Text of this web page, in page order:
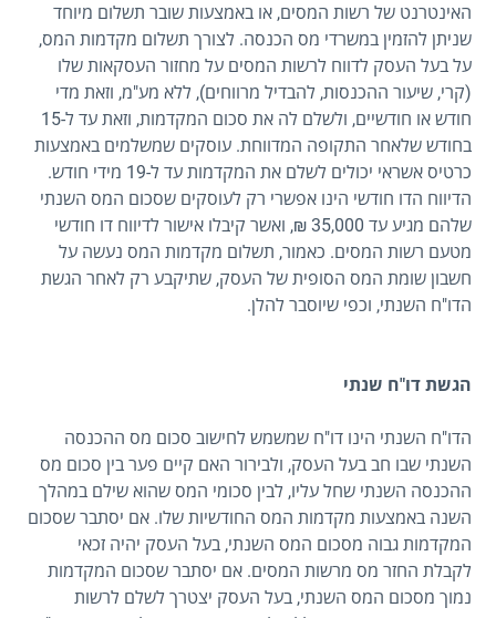
האינטרנט של רשות המסים, או באמצעות שובר תשלום מיוחד
שניתן להזמין במשרדי מס הכנסה. לצורך תשלום מקדמות המס,
על בעל העסק לדווח לרשות המסים על מחזור העסקאות שלו
(קרי, שיעור ההכנסות, להבדיל מרווחים), ללא מע"מ, וזאת מדי
חודש או חודשיים, ולשלם לה את סכום המקדמות, וזאת עד ל-15
בחודש שלאחר התקופה המדווחת. עוסקים שמשלמים באמצעות
כרטיס אשראי יכולים לשלם את המקדמות עד ל-19 מידי חודש.
הדיווח הדו חודשי הינו אפשרי רק לעוסקים שסכום המס השנתי
שלהם מגיע עד 35,000 ₪, ואשר קיבלו אישור לדיווח דו חודשי
מטעם רשות המסים. כאמור, תשלום מקדמות המס נעשה על
חשבון שומת המס הסופית של העסק, שתיקבע רק לאחר הגשת
הדו"ח השנתי, וכפי שיוסבר להלן.
הגשת דו"ח שנתי
הדו"ח השנתי הינו דו"ח שמשמש לחישוב סכום מס ההכנסה
השנתי שבו חב בעל העסק, ולבירור האם קיים פער בין סכום מס
ההכנסה השנתי שחל עליו, לבין סכומי המס שהוא שילם במהלך
השנה באמצעות מקדמות המס החודשיות שלו. אם יסתבר שסכום
המקדמות גבוה מסכום המס השנתי, בעל העסק יהיה זכאי
לקבלת החזר מס מרשות המסים. אם יסתבר שסכום המקדמות
נמוך מסכום המס השנתי, בעל העסק יצטרך לשלם לרשות